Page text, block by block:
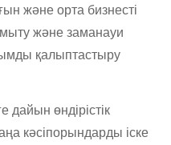
және орта бизнесті
және заманауи
қалыптастыру
өндірістік
кәсіпорындарды іске